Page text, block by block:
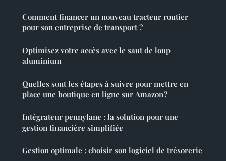
Comment financer un nouveau tracteur routier
pour son entreprise de transport ?
Optimisez votre accès avec le saut de loup
aluminium
Quelles sont les étapes à suivre pour mettre en
place une boutique en ligne sur Amazon ?
Intégrateur pennylane : la solution pour une
gestion financière simplifiée
Gestion optimale : choisir son logiciel de trésorerie